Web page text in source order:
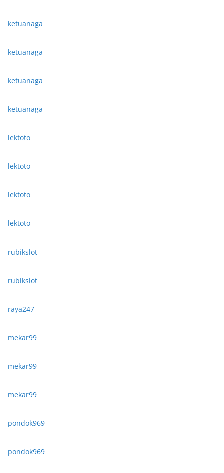
ketuanaga
ketuanaga
ketuanaga
ketuanaga
lektoto
lektoto
lektoto
lektoto
rubikslot
rubikslot
raya247
mekar99
mekar99
mekar99
pondok969
pondok969